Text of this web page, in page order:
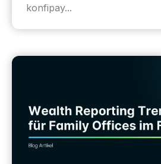
konfipay...